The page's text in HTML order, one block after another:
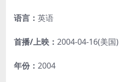
语言： 英语
首播/上映： 2004-04-16(美国)
年份： 2004